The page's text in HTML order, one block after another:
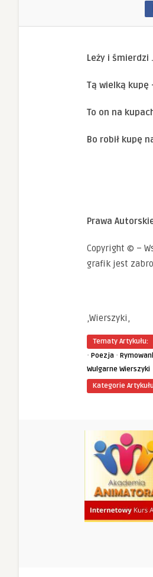
Leży i śmierdzi
Tą wielką kupę
To on na
Bo robił kupę
Prawa
Copyright © –
grafik jest
,Wierszyki,
Tematy Artykułu:
· Poezja ·
Wulgarne Wierszyki
Kategorie